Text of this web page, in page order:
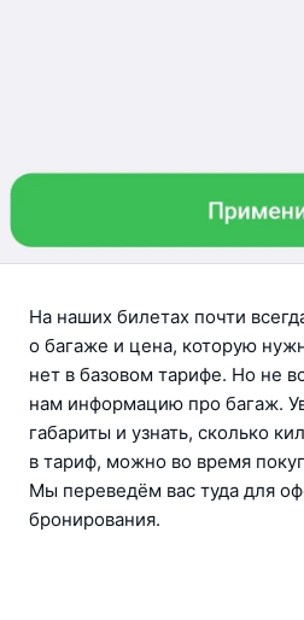
На наших билетах почти
о багаже и цена, которую
нет в базовом тарифе. Но не
нам информацию про багаж.
габариты и узнать, сколько
в тариф, можно во время
Мы переведём вас туда для
бронирования.